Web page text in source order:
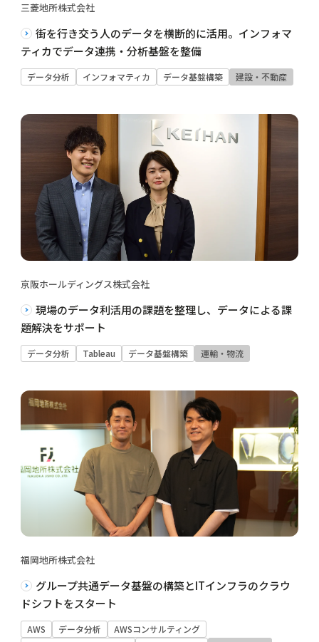
三菱地所株式会社
街を行き交う人のデータを横断的に活用。インフォマ
ティカでデータ連携・分析基盤を整備
データ分析 インフォマティカ データ基盤構築 建設・不動産
京阪ホールディングス株式会社
現場のデータ利活用の課題を整理し、データによる課
題解決をサポート
データ分析 Tableau データ基盤構築 運輸・物流
福岡地所株式会社
グループ共通データ基盤の構築とITインフラのクラウ
ドシフトをスタート
AWS データ分析
AWSコンサルティング